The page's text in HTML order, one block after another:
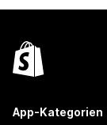
App-Kategorien